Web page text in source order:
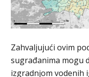
Zahvaljujući ovim
sugrađanima mogu
izgradnjom vodenih